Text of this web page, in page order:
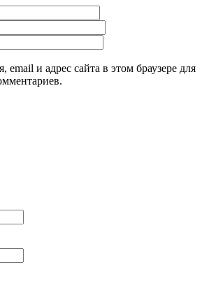
email и адрес сайта в этом браузере для